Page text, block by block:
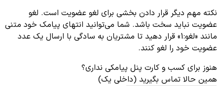
نکته مهم دیگر قرار دادن بخشی برای لغو عضویت است. لغو
عضویت نباید سخت باشد. شما می‌توانید انتهای پیامک خود متنی
مانند «لغو:1» قرار دهید تا مشتریان به سادگی با ارسال یک عدد
عضویت خود را لغو کنند.
هنوز برای کسب و کارت پنل پیامکی نداری؟
همین حالا تماس بگیرید (داخلی یک)